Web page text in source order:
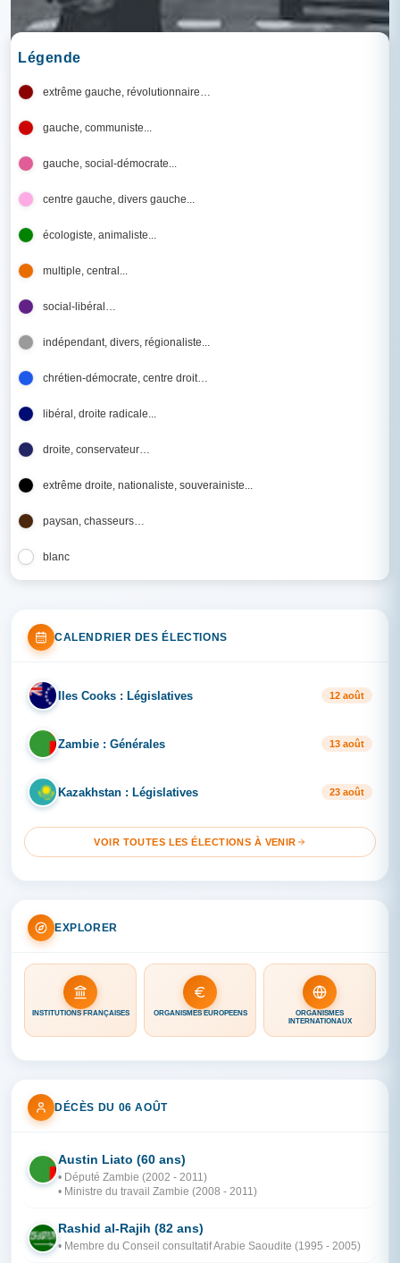
Légende
extrême gauche, révolutionnaire…
gauche, communiste...
gauche, social-démocrate...
centre gauche, divers gauche...
écologiste, animaliste...
multiple, central...
social-libéral…
indépendant, divers, régionaliste...
chrétien-démocrate, centre droit…
libéral, droite radicale...
droite, conservateur…
extrême droite, nationaliste, souverainiste...
paysan, chasseurs…
blanc
CALENDRIER DES ÉLECTIONS
IL Iles Cooks : Législatives 12 août
ZA Zambie : Générales 13 août
KA Kazakhstan : Législatives 23 août
VOIR TOUTES LES ÉLECTIONS À VENIR
EXPLORER
INSTITUTIONS FRANÇAISES ORGANISMES EUROPÉENS
ORGANISMES
INTERNATIONAUX
DÉCÈS DU 06 AOÛT
ZA
Austin Liato (60 ans)
• Député Zambie (2002 - 2011)
• Ministre du travail Zambie (2008 - 2011)
AR
Rashid al-Rajih (82 ans)
• Membre du Conseil consultatif Arabie Saoudite (1995 - 2005)